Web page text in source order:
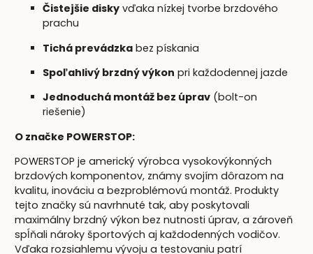
Čistejšie disky vďaka nízkej tvorbe brzdového
prachu
Tichá prevádzka bez pískania
Spoľahlivý brzdný výkon pri každodennej jazde
Jednoduchá montáž bez úprav (bolt-on
riešenie)
O značke POWERSTOP:
POWERSTOP je americký výrobca vysokovýkonných
brzdových komponentov, známy svojím dôrazom na
kvalitu, inováciu a bezproblémovú montáž. Produkty
tejto značky sú navrhnuté tak, aby poskytovali
maximálny brzdný výkon bez nutnosti úprav, a zároveň
spĺňali nároky športových aj každodenných vodičov.
Vďaka rozsiahlemu vývoju a testovaniu patrí